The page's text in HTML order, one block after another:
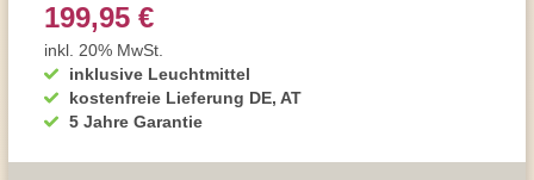
inklusive Leuchtmittel
kostenfreie Lieferung DE, AT
5 Jahre Garantie
199,95 €
inkl. 20% MwSt.